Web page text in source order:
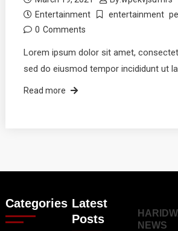
Entertainment
entertainment
0 Comments
Lorem ipsum dolor sit amet,
sed do eiusmod tempor incididunt ut
Read more
Categories Latest
Posts
NEWS